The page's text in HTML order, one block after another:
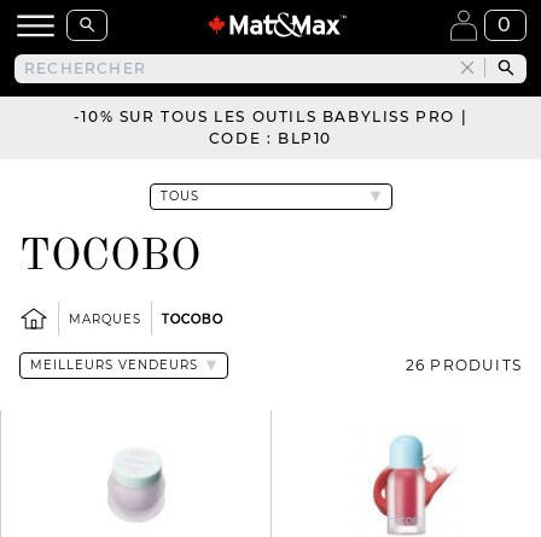
0
-10% SUR TOUS LES OUTILS BABYLISS PRO |
CODE : BLP10
TOCOBO
MARQUES TOCOBO
26 PRODUITS